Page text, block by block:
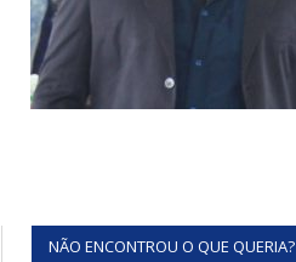
NÃO ENCONTROU O QUE QUERIA?